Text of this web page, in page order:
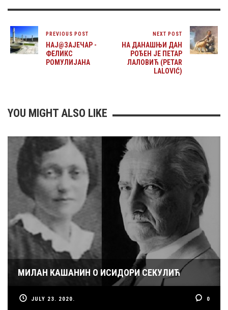
PREVIOUS POST
НАЈ@ЗАЈЕЧАР -
ФЕЛИКС
РОМУЛИЈАНА
NEXT POST
НА ДАНАШЊИ ДАН
РОЂЕН ЈЕ ПЕТАР
ЛАЛОВИЋ (PETAR
LALOVIĆ)
YOU MIGHT ALSO LIKE
МИЛАН КАШАНИН О ИСИДОРИ СЕКУЛИЋ
JULY 23. 2020. 0